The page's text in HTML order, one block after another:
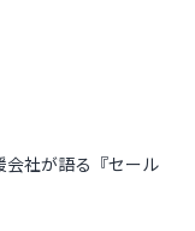
会社が語る『セール